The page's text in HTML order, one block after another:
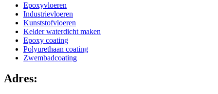
Epoxyvloeren
Industrievloeren
Kunststofvloeren
Kelder waterdicht maken
Epoxy coating
Polyurethaan coating
Zwembadcoating
Adres: